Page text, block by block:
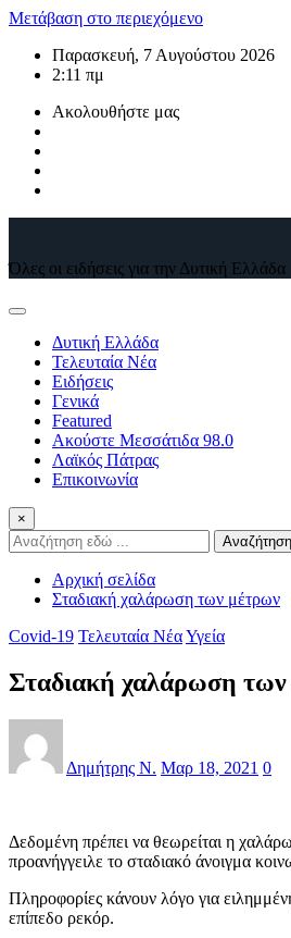
Μετάβαση στο περιεχόμενο
Παρασκευή, 7 Αυγούστου 2026
2:11 πμ
Ακολουθήστε μας
Όλες οι ειδήσεις για την Δυτική Ελλάδα
Δυτική Ελλάδα
Τελευταία Νέα
Ειδήσεις
Γενικά
Featured
Ακούστε Μεσσάτιδα 98.0
Λαϊκός Πάτρας
Επικοινωνία
×
Αναζήτηση
Αρχική σελίδα
Σταδιακή χαλάρωση των μέτρων
Covid-19 Τελευταία ΝέαΥγεία
Σταδιακή χαλάρωση
Δημήτρης Ν. Μαρ 18, 2021 0
Δεδομένη πρέπει να θεωρείται η
προανήγγειλε το σταδιακό άνοιγμα
Πληροφορίες κάνουν λόγο για
επίπεδο ρεκόρ.